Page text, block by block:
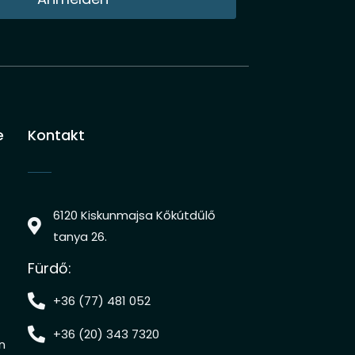
Kontakt
6120 Kiskunmajsa Kőkútdűlő
tanya 26.
Fürdő:
+36 (77) 481 052
+36 (20) 343 7320